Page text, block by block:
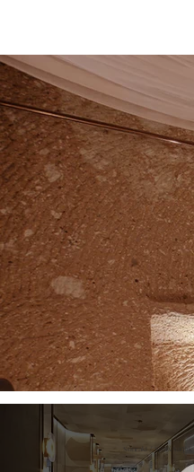
Sonraki / Spa&Sağlık